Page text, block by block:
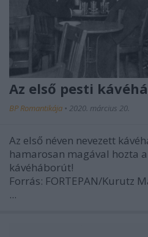
Az első pesti
BP Romantikája • 2020. március 20.
Az első néven nevezett
hamarosan magával hozta
kávéháborút!
Forrás: FORTEPAN/Kurutz
...